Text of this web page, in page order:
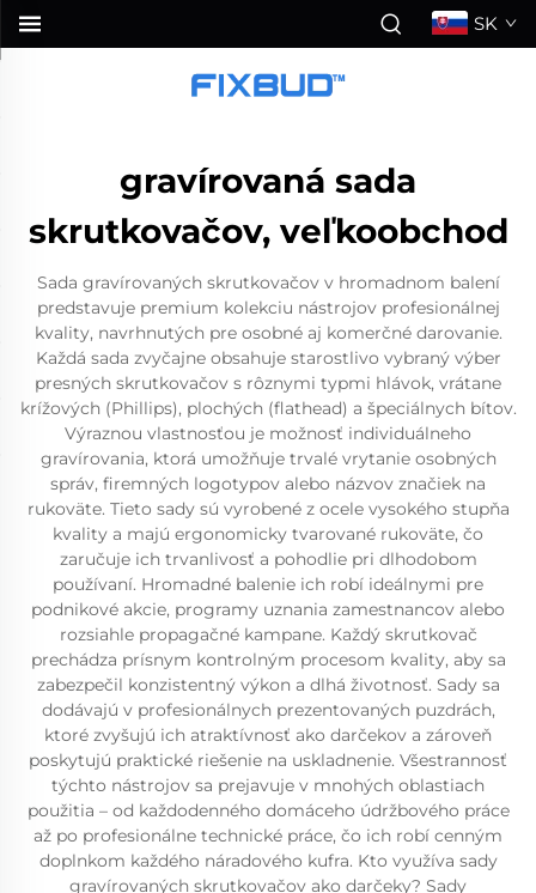
SK
gravírovaná sada
skrutkovačov, veľkoobchod
Sada gravírovaných skrutkovačov v hromadnom balení
predstavuje premium kolekciu nástrojov profesionálnej
kvality, navrhnutých pre osobné aj komerčné darovanie.
Každá sada zvyčajne obsahuje starostlivo vybraný výber
presných skrutkovačov s rôznymi typmi hlávok, vrátane
krížových (Phillips), plochých (flathead) a špeciálnych bítov.
Výraznou vlastnosťou je možnosť individuálneho
gravírovania, ktorá umožňuje trvalé vrytanie osobných
správ, firemných logotypov alebo názvov značiek na
rukoväte. Tieto sady sú vyrobené z ocele vysokého stupňa
kvality a majú ergonomicky tvarované rukoväte, čo
zaručuje ich trvanlivosť a pohodlie pri dlhodobom
používaní. Hromadné balenie ich robí ideálnymi pre
podnikové akcie, programy uznania zamestnancov alebo
rozsiahle propagačné kampane. Každý skrutkovač
prechádza prísnym kontrolným procesom kvality, aby sa
zabezpečil konzistentný výkon a dlhá životnosť. Sady sa
dodávajú v profesionálnych prezentovaných puzdrách,
ktoré zvyšujú ich atraktívnosť ako darčekov a zároveň
poskytujú praktické riešenie na uskladnenie. Všestrannosť
týchto nástrojov sa prejavuje v mnohých oblastiach
použitia – od každodenného domáceho údržbového práce
až po profesionálne technické práce, čo ich robí cenným
doplnkom každého náradového kufra. Kto využíva sady
gravírovaných skrutkovačov ako darčeky? Sady